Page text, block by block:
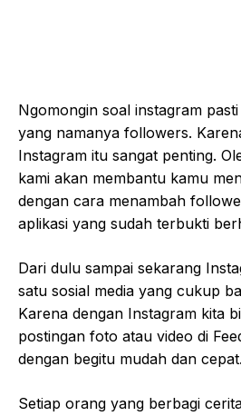
Ngomongin soal instagram
yang namanya followers.
Instagram itu sangat penting.
kami akan membantu kamu
dengan cara menambah
aplikasi yang sudah terbukti
Dari dulu sampai sekarang
satu sosial media yang cukup
Karena dengan Instagram kita
postingan foto atau video di
dengan begitu mudah dan cepat.
Setiap orang yang berbagi